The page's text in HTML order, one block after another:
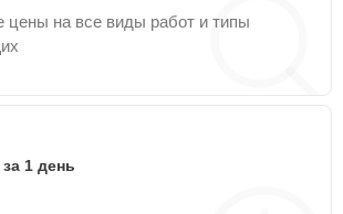
цены на все виды работ и типы
1 день